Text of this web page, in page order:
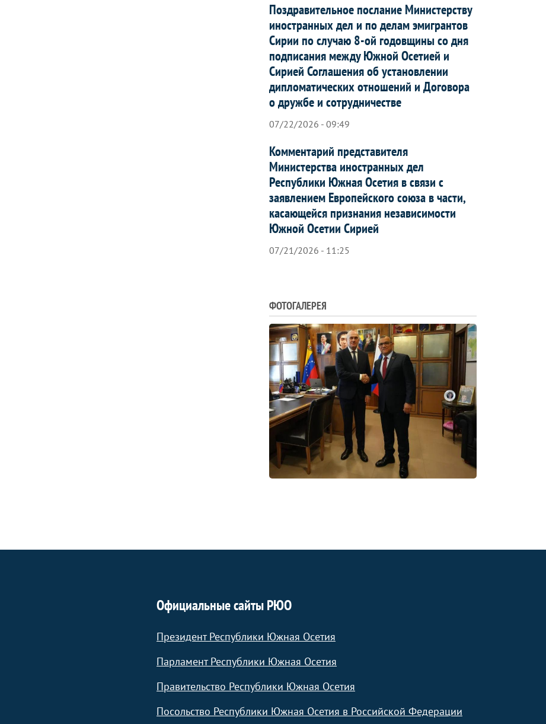
Поздравительное послание Министерству
иностранных дел и по делам эмигрантов
Сирии по случаю 8-ой годовщины со дня
подписания между Южной Осетией и
Сирией Соглашения об установлении
дипломатических отношений и Договора
о дружбе и сотрудничестве
07/22/2026 - 09:49
Комментарий представителя
Министерства иностранных дел
Республики Южная Осетия в связи с
заявлением Европейского союза в части,
касающейся признания независимости
Южной Осетии Сирией
07/21/2026 - 11:25
ФОТОГАЛЕРЕЯ
Официальные сайты РЮО
Президент Республики Южная Осетия
Парламент Республики Южная Осетия
Правительство Республики Южная Осетия
Посольство Республики Южная Осетия в Российской Федерации